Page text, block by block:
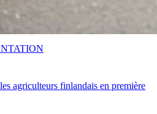
agriculteurs finlandais en première